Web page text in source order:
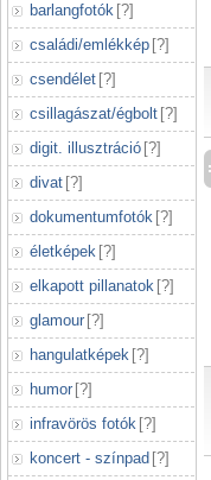
barlangfotók [?]
családi/emlékkép [?]
csendélet [?]
csillagászat/égbolt [?]
digit. illusztráció [?]
divat [?]
dokumentumfotók [?]
életképek [?]
elkapott pillanatok [?]
glamour [?]
hangulatképek [?]
humor [?]
infravörös fotók [?]
koncert - színpad [?]